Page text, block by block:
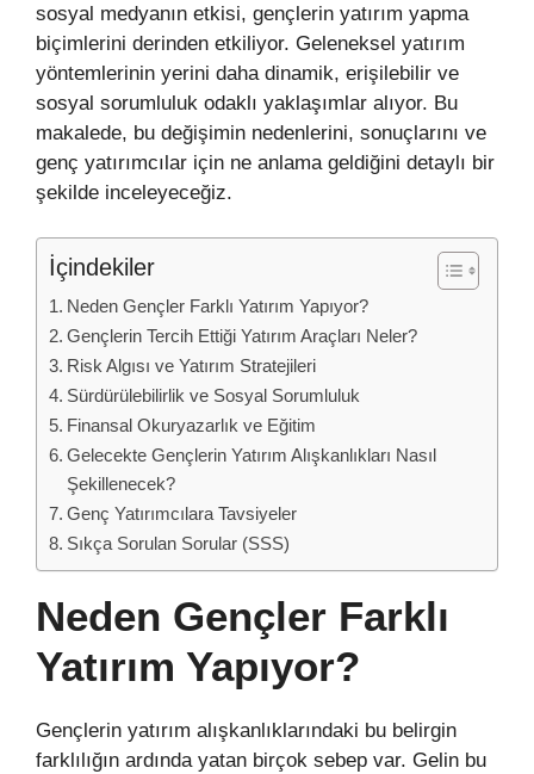
sosyal medyanın etkisi, gençlerin yatırım yapma
biçimlerini derinden etkiliyor. Geleneksel yatırım
yöntemlerinin yerini daha dinamik, erişilebilir ve
sosyal sorumluluk odaklı yaklaşımlar alıyor. Bu
makalede, bu değişimin nedenlerini, sonuçlarını ve
genç yatırımcılar için ne anlama geldiğini detaylı bir
şekilde inceleyeceğiz.
İçindekiler
Neden Gençler Farklı Yatırım Yapıyor?
Gençlerin Tercih Ettiği Yatırım Araçları Neler?
Risk Algısı ve Yatırım Stratejileri
Sürdürülebilirlik ve Sosyal Sorumluluk
Finansal Okuryazarlık ve Eğitim
Gelecekte Gençlerin Yatırım Alışkanlıkları Nasıl
Şekillenecek?
Genç Yatırımcılara Tavsiyeler
Sıkça Sorulan Sorular (SSS)
Neden Gençler Farklı
Yatırım Yapıyor?
Gençlerin yatırım alışkanlıklarındaki bu belirgin
farklılığın ardında yatan birçok sebep var. Gelin bu